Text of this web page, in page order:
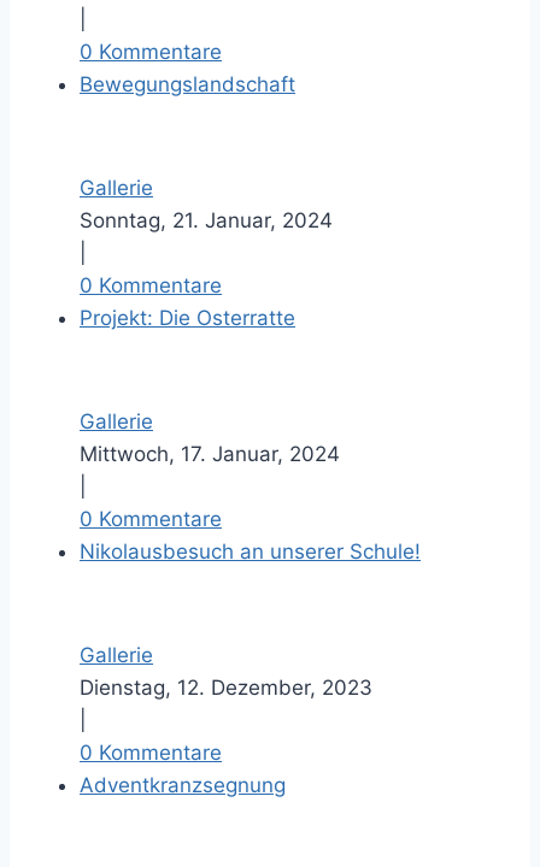
0 Kommentare
Bewegungslandschaft
Gallerie
Sonntag, 21. Januar, 2024
0 Kommentare
Projekt: Die Osterratte
Gallerie
Mittwoch, 17. Januar, 2024
0 Kommentare
Nikolausbesuch an unserer Schule!
Gallerie
Dienstag, 12. Dezember, 2023
0 Kommentare
Adventkranzsegnung